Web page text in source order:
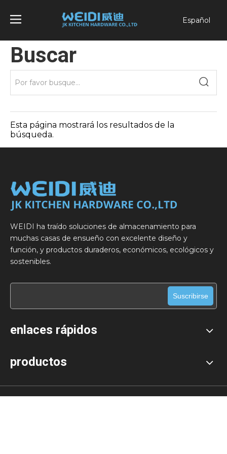
Español
Pусский
Buscar
Esta página mostrará los resultados de la
búsqueda.
WEIDI ha traído soluciones de almacenamiento para
muchas casas de ensueño con excelente diseño y
función, y productos duraderos, económicos, ecológicos y
sostenibles.
Suscribirse
enlaces rápidos
productos